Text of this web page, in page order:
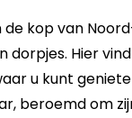
kop van
dorpjes. Hier
u kunt
beroemd om